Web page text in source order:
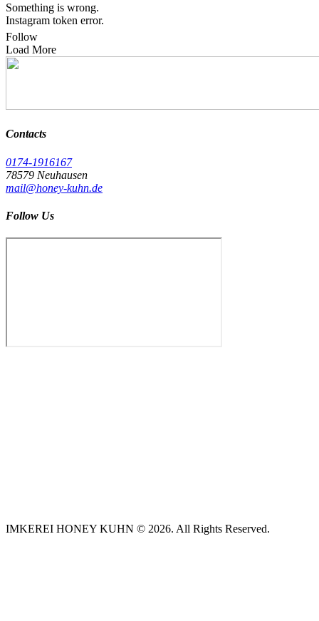
Something is wrong.
Instagram token error.
Follow
Load More
Contacts
0174-1916167
78579 Neuhausen
mail@honey-kuhn.de
Follow Us
IMKEREI HONEY KUHN © 2026. All Rights Reserved.